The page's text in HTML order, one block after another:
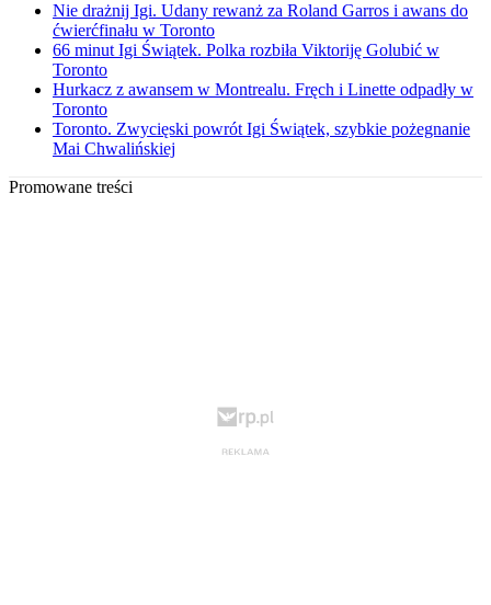
Nie drażnij Igi. Udany rewanż za Roland Garros i awans do
ćwierćfinału w Toronto
66 minut Igi Świątek. Polka rozbiła Viktoriję Golubić w
Toronto
Hurkacz z awansem w Montrealu. Fręch i Linette odpadły w
Toronto
Toronto. Zwycięski powrót Igi Świątek, szybkie pożegnanie
Mai Chwalińskiej
Promowane treści